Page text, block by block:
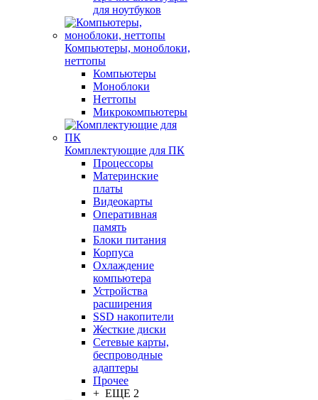
для ноутбуков
Компьютеры, моноблоки,
неттопы
Компьютеры
Моноблоки
Неттопы
Микрокомпьютеры
Комплектующие для ПК
Процессоры
Материнские
платы
Видеокарты
Оперативная
память
Блоки питания
Корпуса
Охлаждение
компьютера
Устройства
расширения
SSD накопители
Жесткие диски
Сетевые карты,
беспроводные
адаптеры
Прочее
+ ЕЩЕ 2